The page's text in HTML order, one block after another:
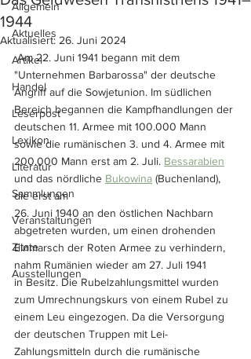
Allgemein
Aktuelles
Artikel
Handel
Leserpost
Lexikon
Literatur
Sammlungen
Veranstaltungen
Zitate
Ausstellungen
1944
Aktualisiert: 26. Juni 2024
Am 22. Juni 1941 begann mit dem
"Unternehmen Barbarossa" der deutsche
Angriff auf die Sowjetunion. Im südlichen
Bereich begannen die Kampfhandlungen der
deutschen 11. Armee mit 100.000 Mann
sowie die rumänischen 3. und 4. Armee mit
200.000 Mann erst am 2. Juli. Bessarabien
und das nördliche Bukowina (Buchenland),
die erst am
26. Juni 1940 an den östlichen Nachbarn
abgetreten wurden, um einen drohenden
Einmarsch der Roten Armee zu verhindern,
nahm Rumänien wieder am 27. Juli 1941
in Besitz. Die Rubelzahlungsmittel wurden
zum Umrechnungs­kurs von einem Rubel zu
einem Leu eingezogen. Da die Versorgung
der deutschen Truppen mit Lei-
Zahlungsmitteln durch die rumänische